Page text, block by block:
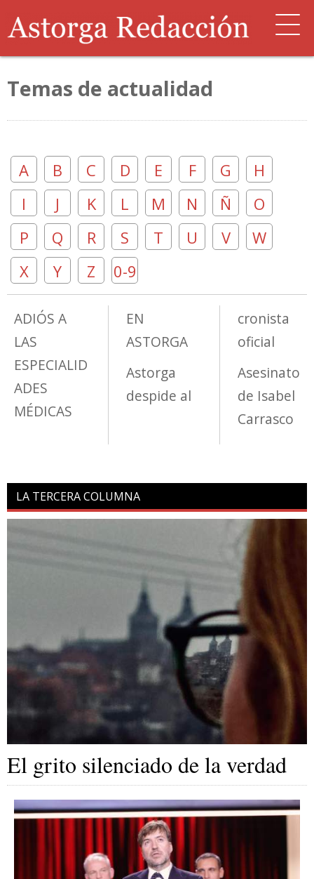
Temas de actualidad
A B C D E F G
H
I
J K L M N Ñ
O
P
Q R S T U V
W
X
Y Z 0-9
ADIÓS A
LAS
ESPECIALID
ADES
MÉDICAS
EN
ASTORGA
Astorga
despide al
cronista
oficial
Asesinato
de Isabel
Carrasco
LA TERCERA COLUMNA
El grito silenciado de la verdad